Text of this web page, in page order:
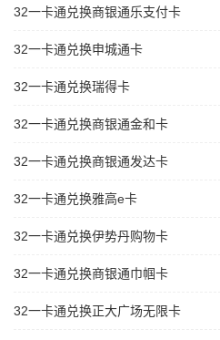
32一卡通兑换商银通乐支付卡
32一卡通兑换申城通卡
32一卡通兑换瑞得卡
32一卡通兑换商银通金和卡
32一卡通兑换商银通发达卡
32一卡通兑换雅高e卡
32一卡通兑换伊势丹购物卡
32一卡通兑换商银通巾帼卡
32一卡通兑换正大广场无限卡